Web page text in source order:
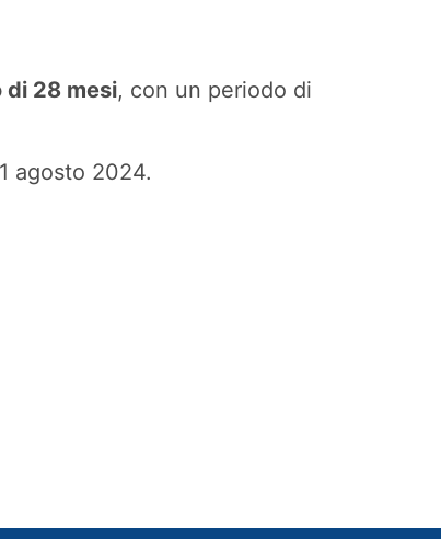
di 28 mesi, con un periodo di
agosto 2024.